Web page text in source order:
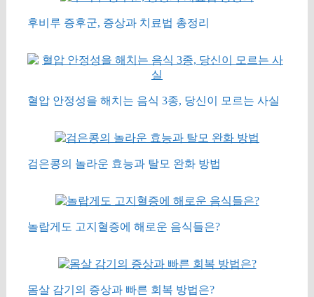
후비루 증후군, 증상과 치료법 총정리
혈압 안정성을 해치는 음식 3종, 당신이 모르는 사실
검은콩의 놀라운 효능과 탈모 완화 방법
놀랍게도 고지혈증에 해로운 음식들은?
몸살 감기의 증상과 빠른 회복 방법은?